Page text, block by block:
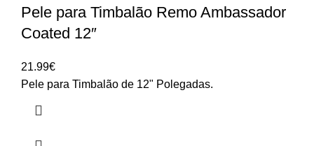
Pele para Timbalão Remo Ambassador
Coated 12″
21.99€
Pele para Timbalão de 12" Polegadas.